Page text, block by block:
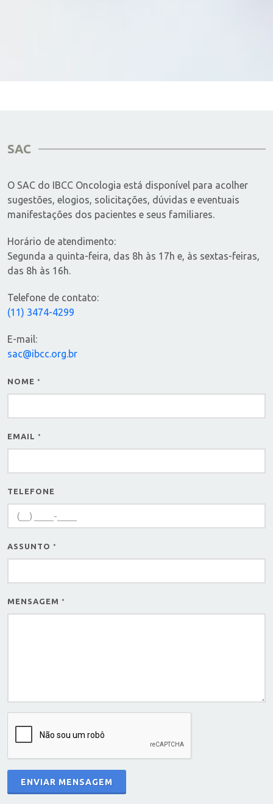
SAC
O SAC do IBCC Oncologia está disponível para acolher
sugestões, elogios, solicitações, dúvidas e eventuais
manifestações dos pacientes e seus familiares.
Horário de atendimento:
Segunda a quinta-feira, das 8h às 17h e, às sextas-feiras,
das 8h às 16h.
Telefone de contato:
(11) 3474-4299
E-mail:
sac@ibcc.org.br
NOME *
EMAIL *
TELEFONE
ASSUNTO *
MENSAGEM *
ENVIAR MENSAGEM